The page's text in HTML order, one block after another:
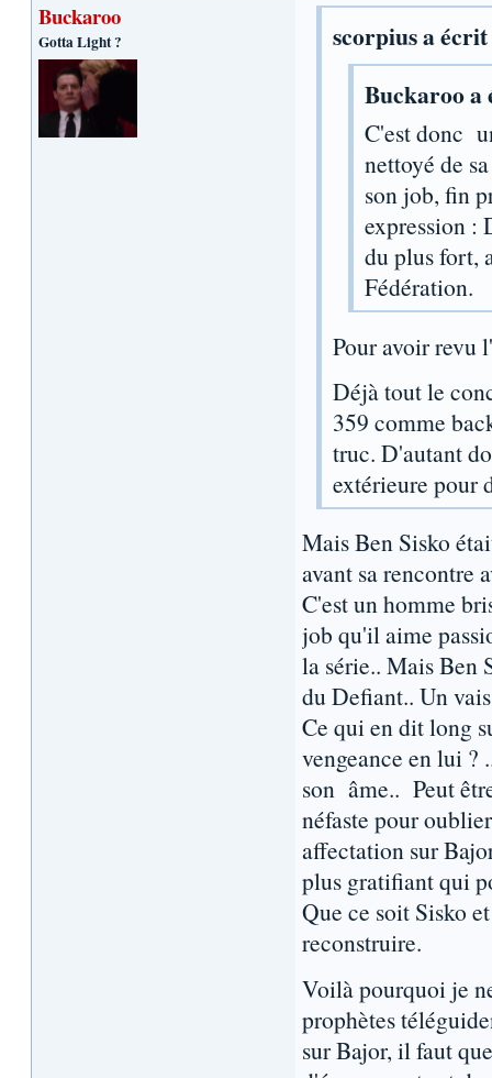
Buckaroo
Gotta Light ?
scorpius a
Buckaroo
C'est donc
nettoyé de
son job, fin
expression :
du plus fort,
Fédération.
Pour avoir revu
Déjà tout le
359 comme
truc. D'autant
extérieure pour
Mais Ben Sisko
avant sa rencontre
C'est un homme
job qu'il aime
la série.. Mais Ben
du Defiant.. Un
Ce qui en dit long
vengeance en lui ?
son âme.. Peut
néfaste pour
affectation sur
plus gratifiant qui
Que ce soit Sisko
reconstruire.
Voilà pourquoi je
prophètes
sur Bajor, il faut